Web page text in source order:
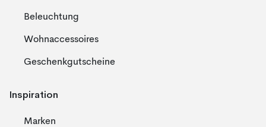
Beleuchtung
Wohnaccessoires
Geschenkgutscheine
Inspiration
Marken